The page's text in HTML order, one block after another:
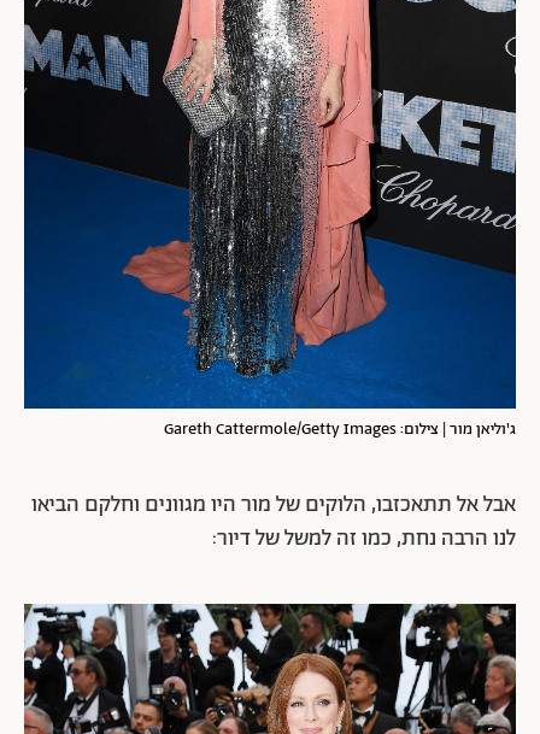
ג'וליאן מור | צילום: Gareth Cattermole/Getty Images
אבל אל תתאכזבו, הלוקים של מור היו מגוונים וחלקם הביאו
לנו הרבה נחת, כמו זה למשל של דיור: